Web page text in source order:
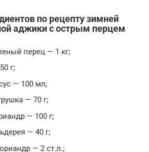
по рецепту зимней
аджики с острым перцем
перец — 1 кг;
г;
— 100 мл;
— 70 г;
— 100 г;
— 40 г;
— 2 ст.л.;